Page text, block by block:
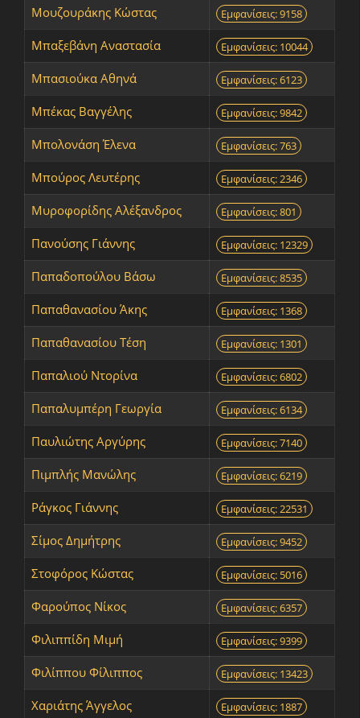
Μουζουράκης Κώστας Εμφανίσεις: 9158
Μπαξεβάνη Αναστασία Εμφανίσεις: 10044
Μπασιούκα Αθηνά Εμφανίσεις: 6123
Μπέκας Βαγγέλης Εμφανίσεις: 9842
Μπολονάση Έλενα Εμφανίσεις: 763
Μπούρος Λευτέρης Εμφανίσεις: 2346
Μυροφορίδης Αλέξανδρος Εμφανίσεις: 801
Πανούσης Γιάννης Εμφανίσεις: 12329
Παπαδοπούλου Βάσω Εμφανίσεις: 8535
Παπαθανασίου Άκης Εμφανίσεις: 1368
Παπαθανασίου Τέση Εμφανίσεις: 1301
Παπαλιού Ντορίνα Εμφανίσεις: 6802
Παπαλυμπέρη Γεωργία Εμφανίσεις: 6134
Παυλιώτης Αργύρης Εμφανίσεις: 7140
Πιμπλής Μανώλης Εμφανίσεις: 6219
Ράγκος Γιάννης Εμφανίσεις: 22531
Σίμος Δημήτρης Εμφανίσεις: 9452
Στοφόρος Κώστας Εμφανίσεις: 5016
Φαρούπος Νίκος Εμφανίσεις: 6357
Φιλιππίδη Μιμή Εμφανίσεις: 9399
Φιλίππου Φίλιππος Εμφανίσεις: 13423
Χαριάτης Άγγελος Εμφανίσεις: 1887